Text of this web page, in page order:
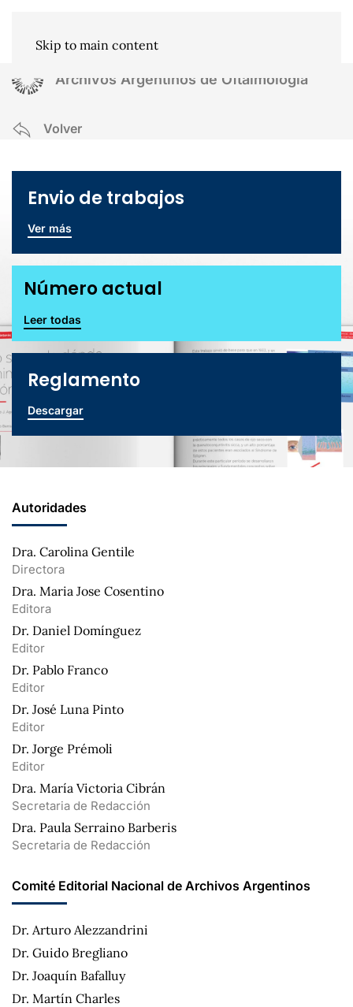
Skip to main content
Archivos Argentinos de Oftalmología
Volver
Envio de trabajos
Ver más
Número actual
Leer todas
Reglamento
Descargar
Autoridades
Dra. Carolina Gentile
Directora
Dra. Maria Jose Cosentino
Editora
Dr. Daniel Domínguez
Editor
Dr. Pablo Franco
Editor
Dr. José Luna Pinto
Editor
Dr. Jorge Prémoli
Editor
Dra. María Victoria Cibrán
Secretaria de Redacción
Dra. Paula Serraino Barberis
Secretaria de Redacción
Comité Editorial Nacional de Archivos Argentinos
Dr. Arturo Alezzandrini
Dr. Guido Bregliano
Dr. Joaquín Bafalluy
Dr. Martín Charles